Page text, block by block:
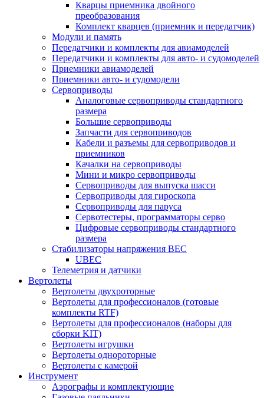
Кварцы приемника двойного
преобразования
Комплект кварцев (приемник и передатчик)
Модули и память
Передатчики и комплекты для авиамоделей
Передатчики и комплекты для авто- и судомоделей
Приемники авиамоделей
Приемники авто- и судомодели
Сервоприводы
Аналоговые сервоприводы стандартного
размера
Большие сервоприводы
Запчасти для сервоприводов
Кабели и разъемы для сервоприводов и
приемников
Качалки на сервоприводы
Мини и микро сервоприводы
Сервоприводы для выпуска шасси
Сервоприводы для гироскопа
Сервоприводы для паруса
Сервотестеры, программаторы серво
Цифровые сервоприводы стандартного
размера
Стабилизаторы напряжения BEC
UBEC
Телеметрия и датчики
Вертолеты
Вертолеты двухроторные
Вертолеты для профессионалов (готовые
комплекты RTF)
Вертолеты для профессионалов (наборы для
сборки KIT)
Вертолеты игрушки
Вертолеты однороторные
Вертолеты с камерой
Инструмент
Аэрографы и комплектующие